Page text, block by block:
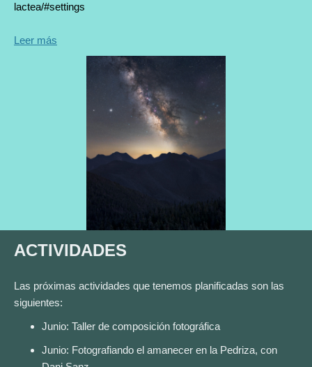
lactea/#settings
Leer más
ACTIVIDADES
Las próximas actividades que tenemos planificadas son las
siguientes:
Junio: Taller de composición fotográfica
Junio: Fotografiando el amanecer en la Pedriza, con